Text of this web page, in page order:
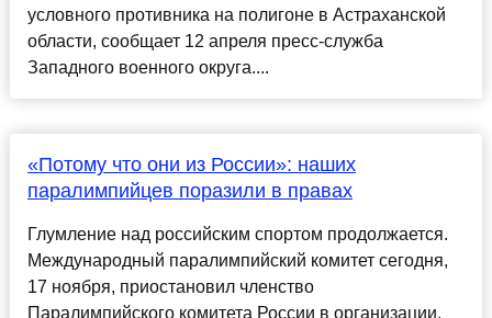
условного противника на полигоне в Астраханской
области, сообщает 12 апреля пресс-служба
Западного военного округа....
«Потому что они из России»: наших
паралимпийцев поразили в правах
Глумление над российским спортом продолжается.
Международный паралимпийский комитет сегодня,
17 ноября, приостановил членство
Паралимпийского комитета России в организации.